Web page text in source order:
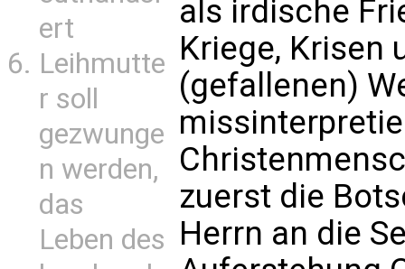
ert
Leihmutte
r soll
gezwunge
n werden,
das
Leben des
als irdische
Kriege, Krisen
(gefallenen)
zuerst die
Herrn an die